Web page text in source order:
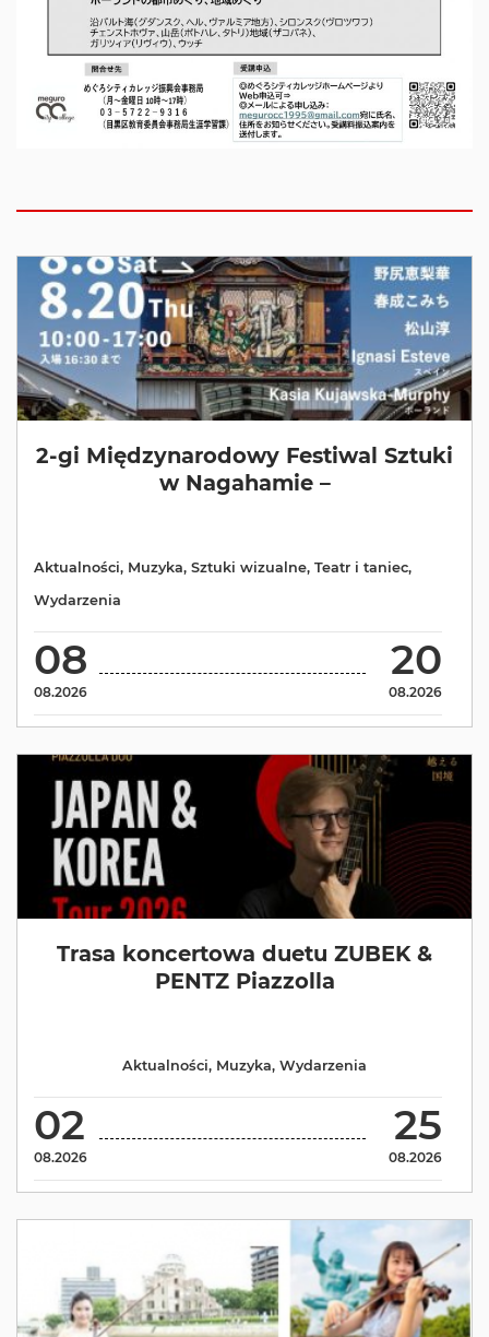
2-gi Międzynarodowy Festiwal Sztuki
w Nagahamie –
08
08.2026
20
08.2026
Aktualności, Muzyka, Sztuki wizualne, Teatr i taniec,
Wydarzenia
Trasa koncertowa duetu ZUBEK &
PENTZ Piazzolla
02
08.2026
25
08.2026
Aktualności, Muzyka, Wydarzenia